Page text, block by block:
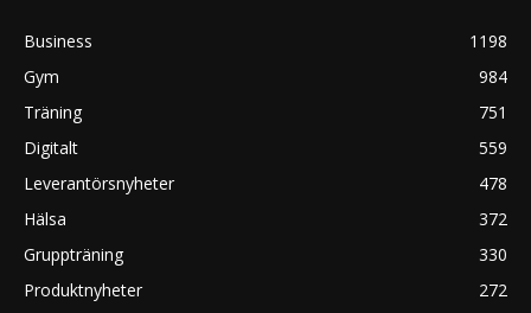
Business
1198
Gym
984
Träning
751
Digitalt
559
Leverantörsnyheter
478
Hälsa
372
Gruppträning
330
Produktnyheter
272